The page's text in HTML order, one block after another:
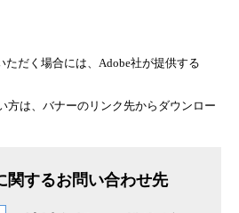
ただく場合には、Adobe社が提供する
方は、バナーのリンク先からダウンロー
関するお問い合わせ先